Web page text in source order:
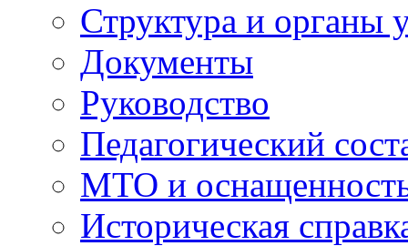
Структура и органы
Документы
Руководство
Педагогический
МТО и оснащенность
Историческая